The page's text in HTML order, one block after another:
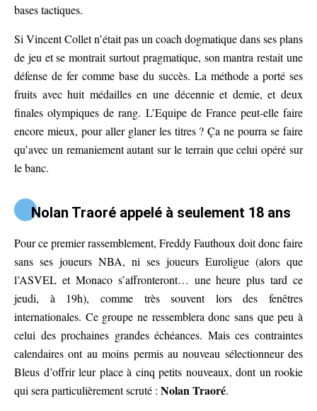
bases tactiques.
Si Vincent Collet n’était pas un coach dogmatique dans ses plans
de jeu et se montrait surtout pragmatique, son mantra restait une
défense de fer comme base du succès. La méthode a porté ses
fruits avec huit médailles en une décennie et demie, et deux
finales olympiques de rang. L’Equipe de France peut-elle faire
encore mieux, pour aller glaner les titres ? Ça ne pourra se faire
qu’avec un remaniement autant sur le terrain que celui opéré sur
le banc.
Nolan Traoré appelé à seulement 18 ans
Pour ce premier rassemblement, Freddy Fauthoux doit donc faire
sans ses joueurs NBA, ni ses joueurs Euroligue (alors que
l’ASVEL et Monaco s’affronteront… une heure plus tard ce
jeudi, à 19h), comme très souvent lors des fenêtres
internationales. Ce groupe ne ressemblera donc sans que peu à
celui des prochaines grandes échéances. Mais ces contraintes
calendaires ont au moins permis au nouveau sélectionneur des
Bleus d’offrir leur place à cinq petits nouveaux, dont un rookie
qui sera particulièrement scruté : Nolan Traoré.